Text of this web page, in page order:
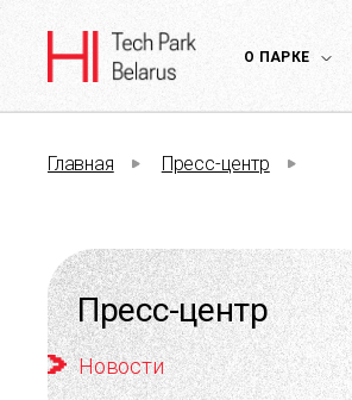
О ПАРКЕ
Главная Пресс-центр
Пресс-центр
Новости